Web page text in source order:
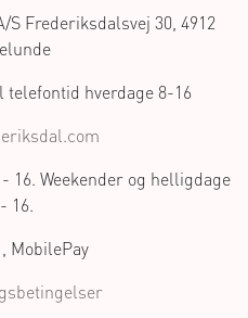
Frederiksdalsvej 30, 4912
telefontid hverdage 8-16
16. Weekender og helligdage
16.
MobilePay